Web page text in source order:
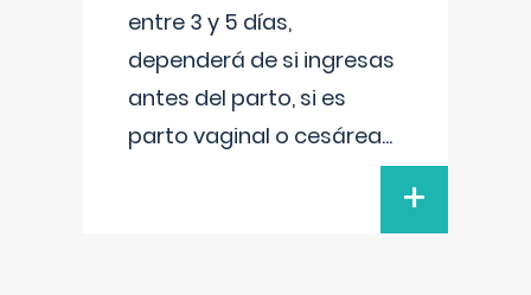
entre 3 y 5 días,
dependerá de si ingresas
antes del parto, si es
parto vaginal o cesárea...
+